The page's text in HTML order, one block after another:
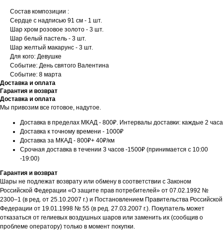
Состав композиции :
Сердце с надписью 91 см - 1 шт.
Шар хром розовое золото - 3 шт.
Шар белый пастель - 3 шт.
Шар желтый макарунс - 3 шт.
Для кого: Девушке
Событие: День святого Валентина
Событие: 8 марта
Доставка и оплата
Гарантия и возврат
Доставка и оплата
Мы привозим все готовое, надутое.
Доставка в пределах МКАД - 800₽. Интервалы доставки: каждые 2 часа
Доставка к точному времени - 1000₽
Доставка за МКАД - 800₽+ 40₽/км
Срочная доставка в течении 3 часов -1500₽ (принимается с 10:00
-19:00)
Гарантия и возврат
Шары не подлежат возврату или обмену в соответствии с Законом
Российской Федерации «О защите прав потребителей» от 07.02.1992 №
2300–1 (в ред. от 25.10.2007 г.) и Постановлением Правительства Российской
Федерации от 19.01.1998 № 55 (в ред. 27.03.2007 г.). Покупатель может
отказаться от гелиевых воздушных шаров или заменить их (сообщив о
проблеме оператору) только в момент покупки.